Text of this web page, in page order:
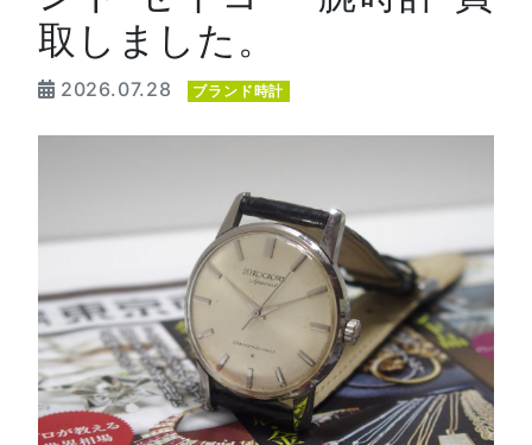
取しました。
2026.07.28 ブランド時計